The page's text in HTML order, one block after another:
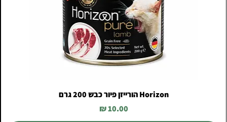
Horizon הורייזן פיור כבש 200 גרם
מחיר